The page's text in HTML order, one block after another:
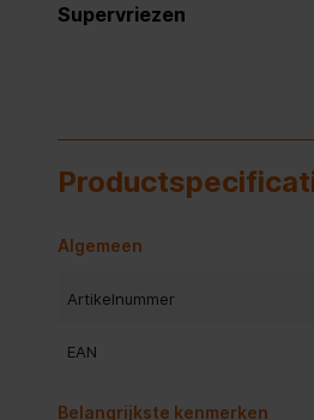
Supervriezen
Door de supervriesfunctie
temperatuur. Zo voorkom je
Algemeen
Artikelnummer
EAN
Belangrijkste kenmerken